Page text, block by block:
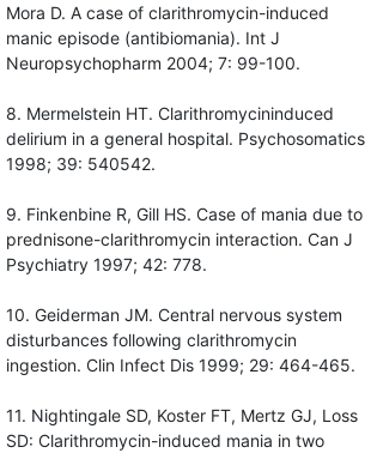
Mora D. A case of clarithromycin-induced
manic episode (antibiomania). Int J
Neuropsychopharm 2004; 7: 99-100.
8. Mermelstein HT. Clarithromycininduced
delirium in a general hospital. Psychosomatics
1998; 39: 540542.
9. Finkenbine R, Gill HS. Case of mania due to
prednisone-clarithromycin interaction. Can J
Psychiatry 1997; 42: 778.
10. Geiderman JM. Central nervous system
disturbances following clarithromycin
ingestion. Clin Infect Dis 1999; 29: 464-465.
11. Nightingale SD, Koster FT, Mertz GJ, Loss
SD: Clarithromycin-induced mania in two